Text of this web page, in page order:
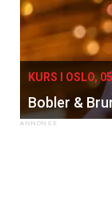
KURS I OSLO,
Bobler &